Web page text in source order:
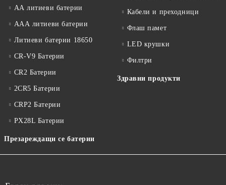
АА литиеви батерии
ААА литиеви батерии
Литиеви батерии 18650
CR-V9 Батерии
CR2 Батерии
2CR5 Батерии
CRP2 Батерии
PX28L Батерии
Презареждащи се батерии
Кабели и преходници
Флаш памет
LED крушки
Филтри
Здравни продукти